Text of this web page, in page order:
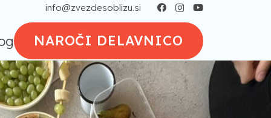
info@zvezdesoblizu.si
NAROČI DELAVNICO